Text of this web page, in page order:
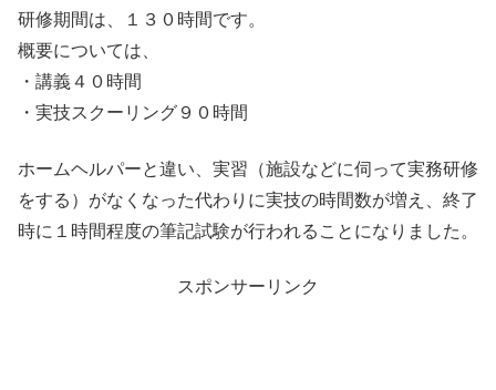
研修期間は、１３０時間です。
概要については、
・講義４０時間
・実技スクーリング９０時間
ホームヘルパーと違い、実習（施設などに伺って実務研修
をする）がなくなった代わりに実技の時間数が増え、終了
時に１時間程度の筆記試験が行われることになりました。
スポンサーリンク